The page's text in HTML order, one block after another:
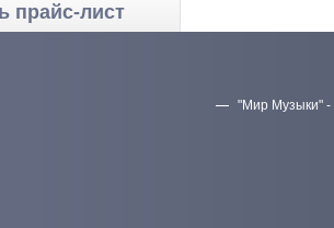
прайс-лист
"Мир Музыки" -